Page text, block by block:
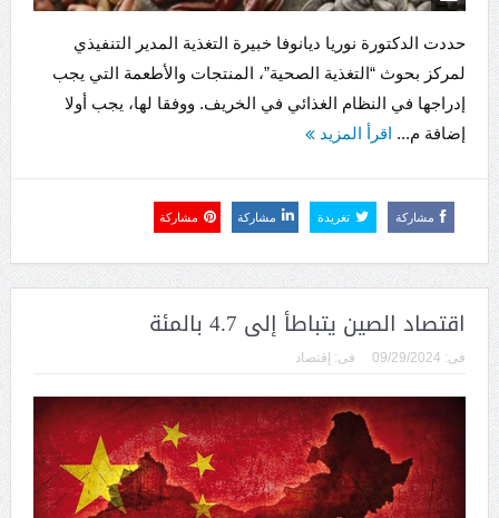
حددت الدكتورة نوريا ديانوفا خبيرة التغذية المدير التنفيذي
لمركز بحوث “التغذية الصحية”، المنتجات والأطعمة التي يجب
إدراجها في النظام الغذائي في الخريف. ووفقا لها، يجب أولا
إضافة م... اقرأ المزيد
مشاركة تغريدة مشاركة مشاركة
اقتصاد الصين يتباطأ إلى 4.7 بالمئة
فى: 09/29/2024 فى: إقتصاد